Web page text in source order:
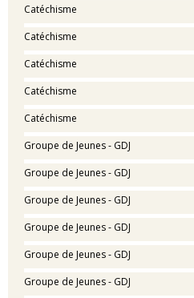
Catéchisme
Catéchisme
Catéchisme
Catéchisme
Catéchisme
Groupe de Jeunes - GDJ
Groupe de Jeunes - GDJ
Groupe de Jeunes - GDJ
Groupe de Jeunes - GDJ
Groupe de Jeunes - GDJ
Groupe de Jeunes - GDJ